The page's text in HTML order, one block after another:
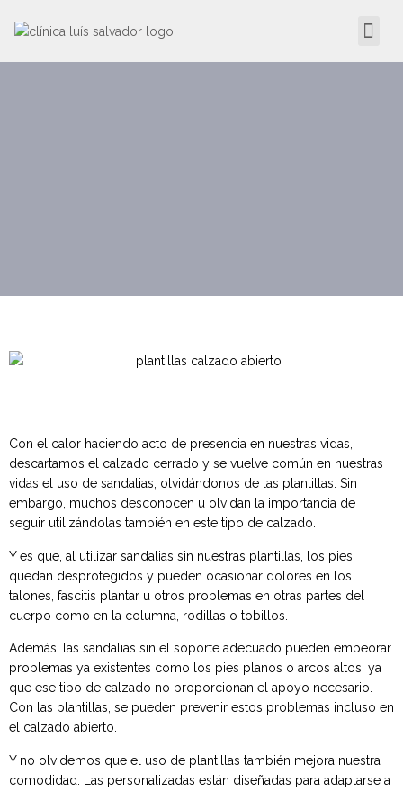
Con el calor haciendo acto de presencia en nuestras vidas,
descartamos el calzado cerrado y se vuelve común en nuestras
vidas el uso de sandalias, olvidándonos de las plantillas. Sin
embargo, muchos desconocen u olvidan la importancia de
seguir utilizándolas también en este tipo de calzado.
Y es que, al utilizar sandalias sin nuestras plantillas, los pies
quedan desprotegidos y pueden ocasionar dolores en los
talones, fascitis plantar u otros problemas en otras partes del
cuerpo como en la columna, rodillas o tobillos.
Además, las sandalias sin el soporte adecuado pueden empeorar
problemas ya existentes como los pies planos o arcos altos, ya
que ese tipo de calzado no proporcionan el apoyo necesario.
Con las plantillas, se pueden prevenir estos problemas incluso en
el calzado abierto.
Y no olvidemos que el uso de plantillas también mejora nuestra
comodidad. Las personalizadas están diseñadas para adaptarse a